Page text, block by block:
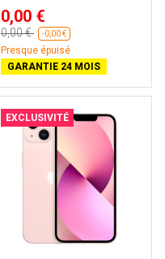
0,00 €
0,00 € -0,00 €
Presque épuisé
GARANTIE 24 MOIS
EXCLUSIVITÉ